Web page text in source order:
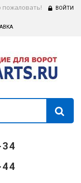
пожаловать! ВОЙТИ